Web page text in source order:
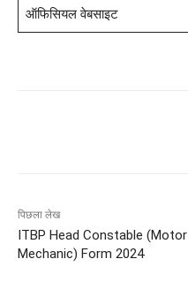
ऑफिसियल वेबसाइट
पिछला लेख
ITBP Head Constable (Motor
Mechanic) Form 2024